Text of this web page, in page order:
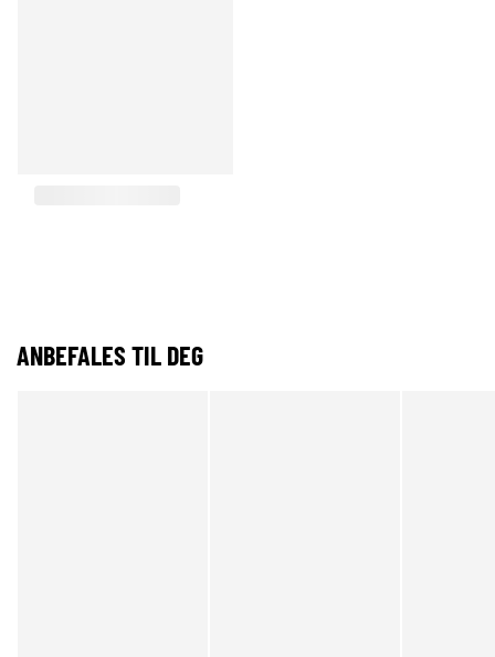
ANBEFALES TIL DEG